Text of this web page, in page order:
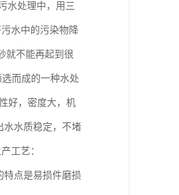
水处理中，用三
水中的污染物降
就不能再起到很
而成的一种水处
好，密度大，机
水水质稳定，不堵
工艺：
特点是易损件磨损